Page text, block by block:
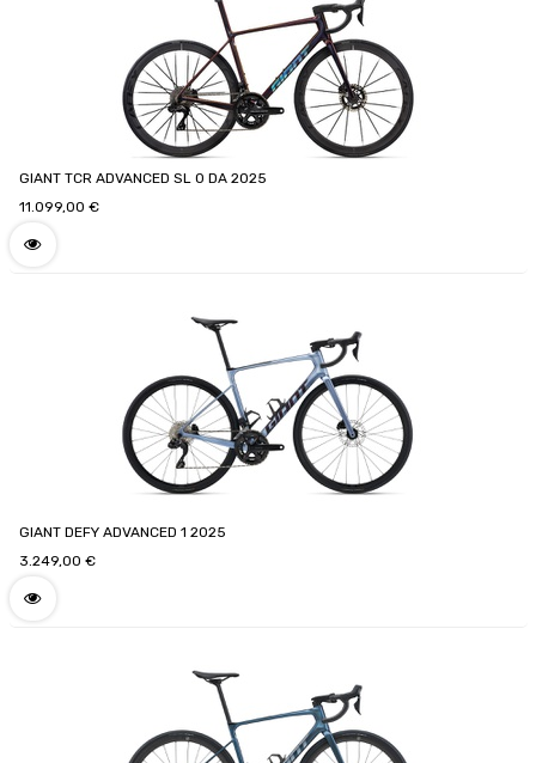
GIANT TCR ADVANCED SL 0 DA 2025
11.099,00 €
GIANT DEFY ADVANCED 1 2025
3.249,00 €